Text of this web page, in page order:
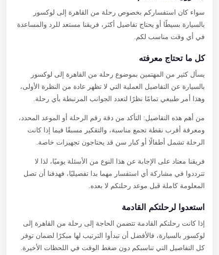
سواء كان استفساركم بخصوص رحلة من القاهرة إلى لوكسور
بالسيارة بسيطًا أو يحتاج تفاصيل أكثر، فريقنا مستعد للرد والمساعدة
في أي وقت مناسب لكم.
كل ما تحتاج معرفته
يسأل كثير من المهتمين بموضوع رحلة من القاهرة إلى لوكسور
بالسيارة عن التفاصيل العملية التي لا تظهر عادة من النظرة الأولى،
وهذا أمر طبيعي تمامًا نظرًا لتعدد الجوانب المرتبطة بأي رحلة.
من أهم هذه التفاصيل: التأكد من دقة رقم الرحلة أو الموعد المحدد،
ومعرفة أقرب نقطة تجمع مناسبة، والتفكير مسبقًا فيما إذا كانت
الرحلة تشمل أطفالًا أو كبار سن قد يحتاجون تجهيزات خاصة.
فريقنا معتاد على الإجابة عن هذا النوع من الأسئلة يوميًا، لذا لا
تترددوا في مشاركة أي استفسار مهما بدا تفصيليًا، فهدفنا أن تصل
المعلومة كاملة قبل موعد رحلتكم لا بعده.
استعدوا لرحلتكم القادمة
إذا كانت رحلتكم القادمة تتضمن الحاجة إلى رحلة من القاهرة إلى
لوكسور بالسيارة، فالأفضل أن تبدأوا الترتيب لها مبكرًا لضمان توفر
كل التفاصيل التي تناسبكم دون ضغط الوقت في اللحظات الأخيرة.